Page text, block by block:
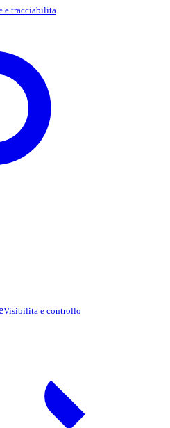
e tracciabilita
Visibilita e controllo